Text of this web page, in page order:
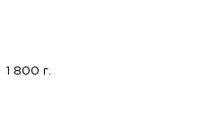
1 800 г.